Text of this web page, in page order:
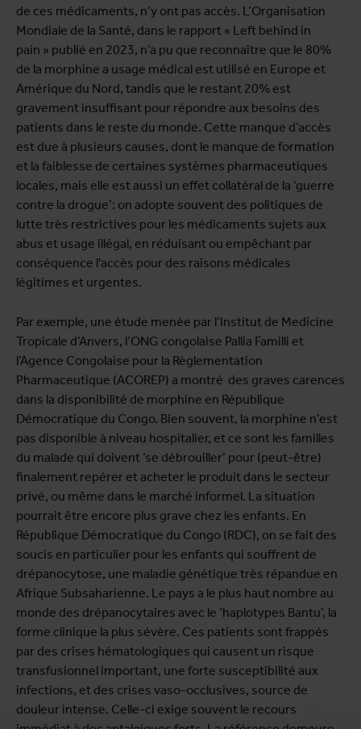
de ces médicaments, n’y ont pas accès. L’Organisation
Mondiale de la Santé, dans le rapport « Left behind in
pain » publié en 2023, n’a pu que reconnaitre que le 80%
de la morphine a usage médical est utilisé en Europe et
Amérique du Nord, tandis que le restant 20% est
gravement insuffisant pour répondre aux besoins des
patients dans le reste du monde. Cette manque d’accès
est due à plusieurs causes, dont le manque de formation
et la faiblesse de certaines systèmes pharmaceutiques
locales, mais elle est aussi un effet collatéral de la ‘guerre
contre la drogue’: on adopte souvent des politiques de
lutte très restrictives pour les médicaments sujets aux
abus et usage illégal, en réduisant ou empêchant par
conséquence l'accès pour des raisons médicales
légitimes et urgentes.
Par exemple, une étude menée par l’Institut de Medicine
Tropicale d’Anvers, l’ONG congolaise Pallia Familli et
l’Agence Congolaise pour la Règlementation
Pharmaceutique (ACOREP) a montré des graves carences
dans la disponibilité de morphine en République
Démocratique du Congo. Bien souvent, la morphine n’est
pas disponible à niveau hospitalier, et ce sont les familles
du malade qui doivent ‘se débrouiller’ pour (peut-être)
finalement repérer et acheter le produit dans le secteur
privé, ou même dans le marché informel. La situation
pourrait être encore plus grave chez les enfants. En
République Démocratique du Congo (RDC), on se fait des
soucis en particulier pour les enfants qui souffrent de
drépanocytose, une maladie génétique très répandue en
Afrique Subsaharienne. Le pays a le plus haut nombre au
monde des drépanocytaires avec le ‘haplotypes Bantu’, la
forme clinique la plus sévère. Ces patients sont frappés
par des crises hématologiques qui causent un risque
transfusionnel important, une forte susceptibilité aux
infections, et des crises vaso-occlusives, source de
douleur intense. Celle-ci exige souvent le recours